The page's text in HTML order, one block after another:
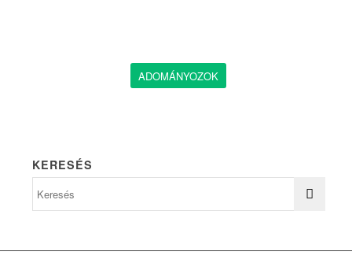
ADOMÁNYOZOK
KERESÉS